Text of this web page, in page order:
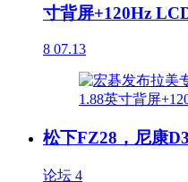
寸背屏+120Hz
8 07.13
松下FZ28，尼康
论坛 4